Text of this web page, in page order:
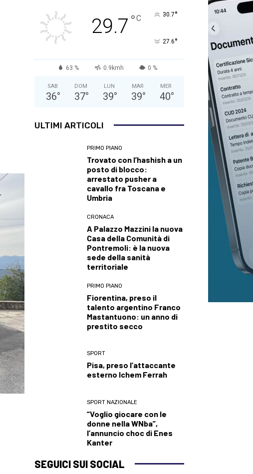
29.7 °C 30.7°
27.6°
63 % 0.9kmh 0 %
SAB
36°
DOM
37°
LUN
39°
MAR
39°
MER
40°
ULTIMI ARTICOLI
PRIMO PIANO
Trovato con l’hashish a un
posto di blocco:
arrestato pusher a
cavallo fra Toscana e
Umbria
CRONACA
A Palazzo Mazzini la nuova
Casa della Comunità di
Pontremoli: è la nuova
sede della sanità
territoriale
PRIMO PIANO
Fiorentina, preso il
talento argentino Franco
Mastantuono: un anno di
prestito secco
SPORT
Pisa, preso l’attaccante
esterno Ichem Ferrah
SPORT NAZIONALE
“Voglio giocare con le
donne nella WNba”,
l’annuncio choc di Enes
Kanter
SEGUICI SUI SOCIAL